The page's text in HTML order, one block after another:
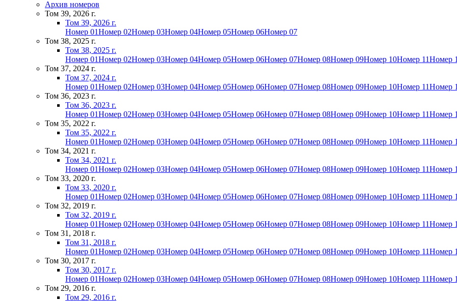
Архив номеров
Том 39, 2026 г.
Том 39, 2026 г.
Номер 01Номер 02Номер 03Номер 04Номер 05Номер 06Номер 07
Том 38, 2025 г.
Том 38, 2025 г.
Номер 01Номер 02Номер 03Номер 04Номер 05Номер 06Номер 07Номер 08Номер 09Номер 10Номер 11Номер
Том 37, 2024 г.
Том 37, 2024 г.
Номер 01Номер 02Номер 03Номер 04Номер 05Номер 06Номер 07Номер 08Номер 09Номер 10Номер 11Номер
Том 36, 2023 г.
Том 36, 2023 г.
Номер 01Номер 02Номер 03Номер 04Номер 05Номер 06Номер 07Номер 08Номер 09Номер 10Номер 11Номер
Том 35, 2022 г.
Том 35, 2022 г.
Номер 01Номер 02Номер 03Номер 04Номер 05Номер 06Номер 07Номер 08Номер 09Номер 10Номер 11Номер
Том 34, 2021 г.
Том 34, 2021 г.
Номер 01Номер 02Номер 03Номер 04Номер 05Номер 06Номер 07Номер 08Номер 09Номер 10Номер 11Номер
Том 33, 2020 г.
Том 33, 2020 г.
Номер 01Номер 02Номер 03Номер 04Номер 05Номер 06Номер 07Номер 08Номер 09Номер 10Номер 11Номер
Том 32, 2019 г.
Том 32, 2019 г.
Номер 01Номер 02Номер 03Номер 04Номер 05Номер 06Номер 07Номер 08Номер 09Номер 10Номер 11Номер
Том 31, 2018 г.
Том 31, 2018 г.
Номер 01Номер 02Номер 03Номер 04Номер 05Номер 06Номер 07Номер 08Номер 09Номер 10Номер 11Номер
Том 30, 2017 г.
Том 30, 2017 г.
Номер 01Номер 02Номер 03Номер 04Номер 05Номер 06Номер 07Номер 08Номер 09Номер 10Номер 11Номер
Том 29, 2016 г.
Том 29, 2016 г.